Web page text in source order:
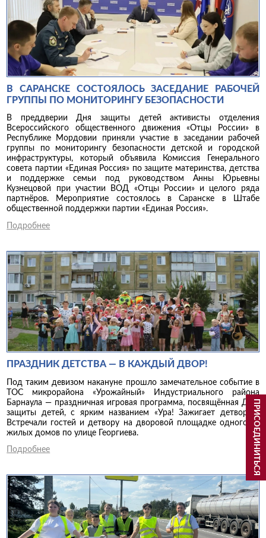
В САРАНСКЕ СОСТОЯЛОСЬ ЗАСЕДАНИЕ РАБОЧЕЙ
ГРУППЫ ПО МОНИТОРИНГУ БЕЗОПАСНОСТИ
В преддверии Дня защиты детей активисты отделения
Всероссийского общественного движения «Отцы России» в
Республике Мордовии приняли участие в заседании рабочей
группы по мониторингу безопасности детской и городской
инфраструктуры, который объявила Комиссия Генерального
совета партии «Единая Россия» по защите материнства, детства
и поддержке семьи под руководством Анны Юрьевны
Кузнецовой при участии ВОД «Отцы России» и целого ряда
партнёров. Мероприятие состоялось в Саранске в Штабе
общественной поддержки партии «Единая Россия».
Подробнее
ПРАЗДНИК ДЕТСТВА — В КАЖДЫЙ ДВОР!
Под таким девизом накануне прошло замечательное событие в
ТОС микрорайона «Урожайный» Индустриального района
Барнаула — праздничная игровая программа, посвящённая Дню
защиты детей, с ярким названием «Ура! Зажигает детвора!».
Встречали гостей и детвору на дворовой площадке одного из
жилых домов по улице Георгиева.
Подробнее ПРИСОЕДИНИТЬСЯ